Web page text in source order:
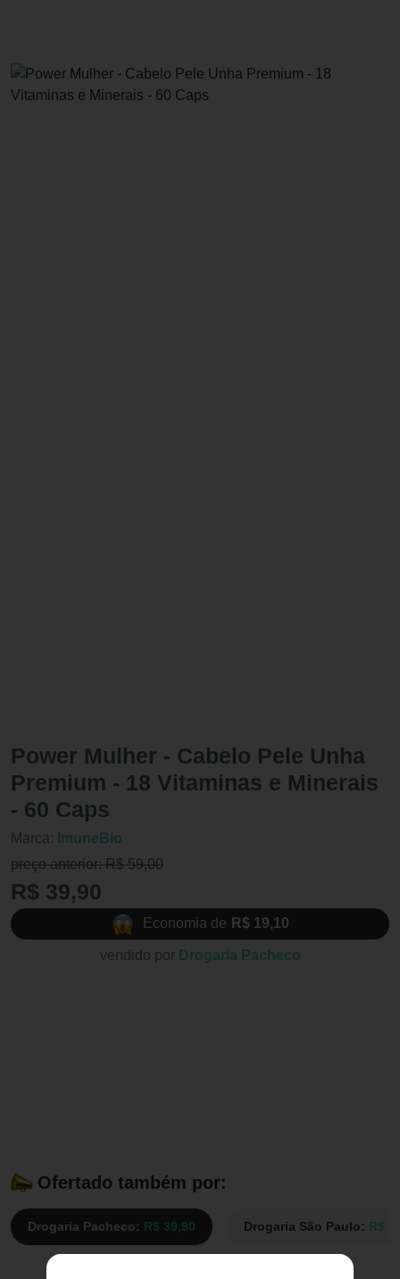
Power Mulher - Cabelo Pele Unha
Premium - 18 Vitaminas e Minerais
- 60 Caps
Marca: ImuneBio
preço anterior: R$ 59,00
R$ 39,90
Economia de R$ 19,10
vendido por Drogaria Pacheco
Ofertado também por:
Drogaria Pacheco: R$ 39,90 Drogaria São Paulo: R$